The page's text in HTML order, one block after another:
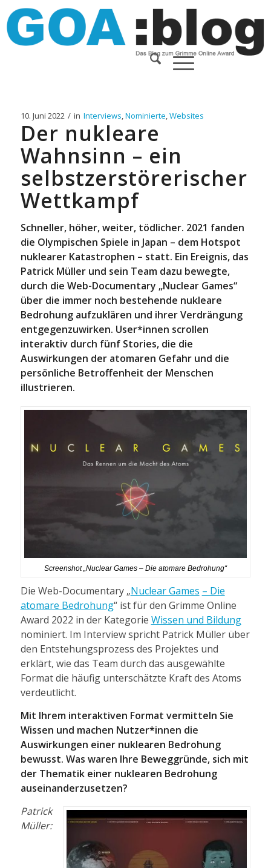
10. Juni 2022 / in Interviews,Nominierte,Websites
Der nukleare
Wahnsinn – ein
selbstzerstörerischer
Wettkampf
Schneller, höher, weiter, tödlicher. 2021 fanden
die Olympischen Spiele in Japan – dem Hotspot
nuklearer Katastrophen – statt. Ein Ereignis, das
Patrick Müller und sein Team dazu bewegte,
durch die Web-Documentary „Nuclear Games“
über die immer noch bestehende nukleare
Bedrohung aufzuklären und ihrer Verdrängung
entgegenzuwirken. User*innen scrollen
interaktiv durch fünf Stories, die die
Auswirkungen der atomaren Gefahr und die
persönliche Betroffenheit der Menschen
illustrieren.
Screenshot „Nuclear Games – Die atomare Bedrohung“
Die Web-Documentary „Nuclear Games – Die
atomare Bedrohung“ ist für den Grimme Online
Award 2022 in der Kategorie Wissen und Bildung
nominiert. Im Interview spricht Patrick Müller über
den Entstehungsprozess des Projektes und
erklärt, wie das Team durch das ausgewählte
Format die häufig unterschätzte Kraft des Atoms
verdeutlicht.
Mit Ihrem interaktiven Format vermitteln Sie
Wissen und machen Nutzer*innen die
Auswirkungen einer nuklearen Bedrohung
bewusst. Was waren Ihre Beweggründe, sich mit
der Thematik einer nuklearen Bedrohung
auseinanderzusetzen?
Patrick
Müller: